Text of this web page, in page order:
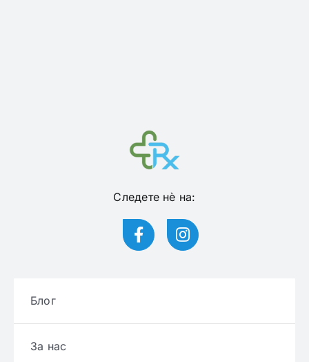
Следете нѐ на:
Блог
За нас